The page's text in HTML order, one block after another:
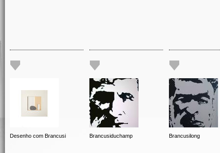
Desenho com Brancusi Brancusiduchamp Brancusilong